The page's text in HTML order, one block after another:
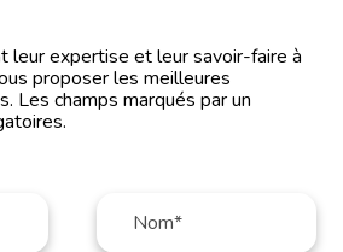
leur expertise et leur savoir-faire à
proposer les meilleures
Les champs marqués par un